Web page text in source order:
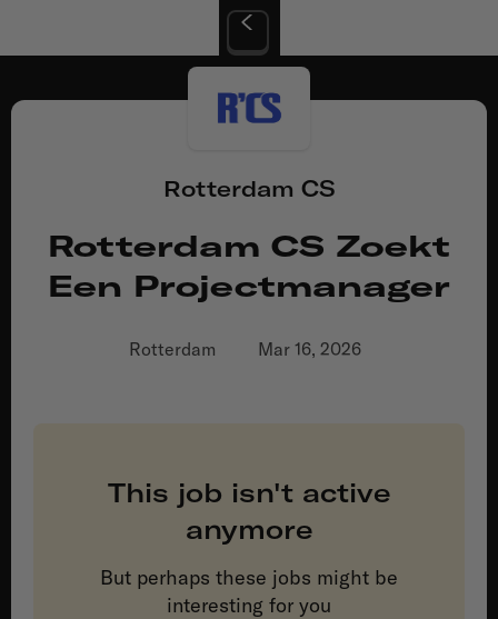
Rotterdam CS
Rotterdam CS Zoekt
Een Projectmanager
Rotterdam Mar 16, 2026
This job isn't active
anymore
But perhaps these jobs might be
interesting for you